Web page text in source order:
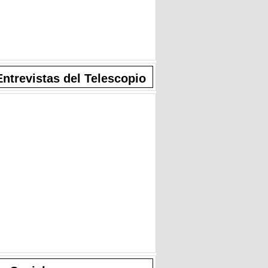
del Telescopio